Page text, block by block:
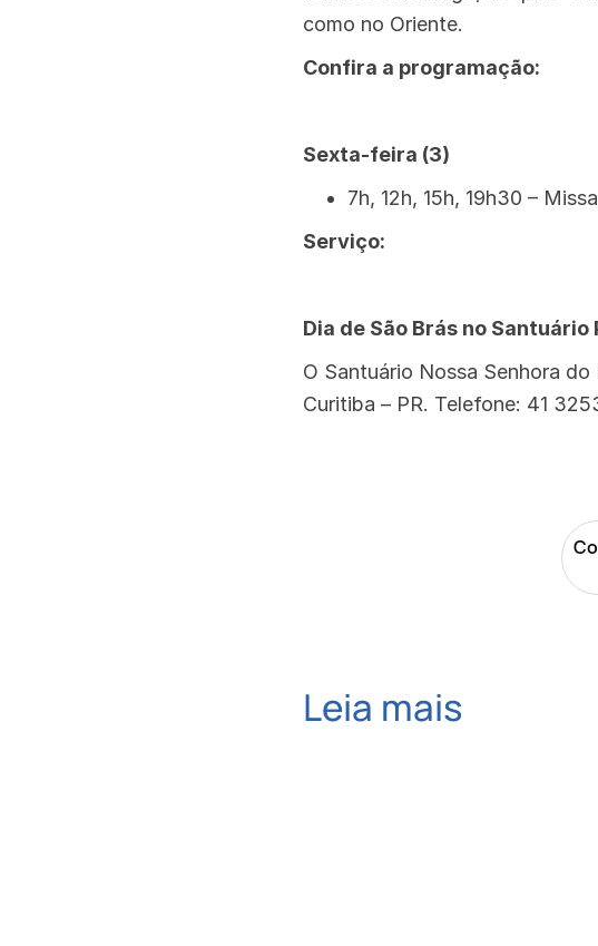
como no Oriente.
Confira a programação:
Sexta-feira (3)
7h, 12h, 15h, 19h30 –
Serviço:
Dia de São Brás no
O Santuário Nossa Senhora
Curitiba – PR. Telefone: 41
Leia mais